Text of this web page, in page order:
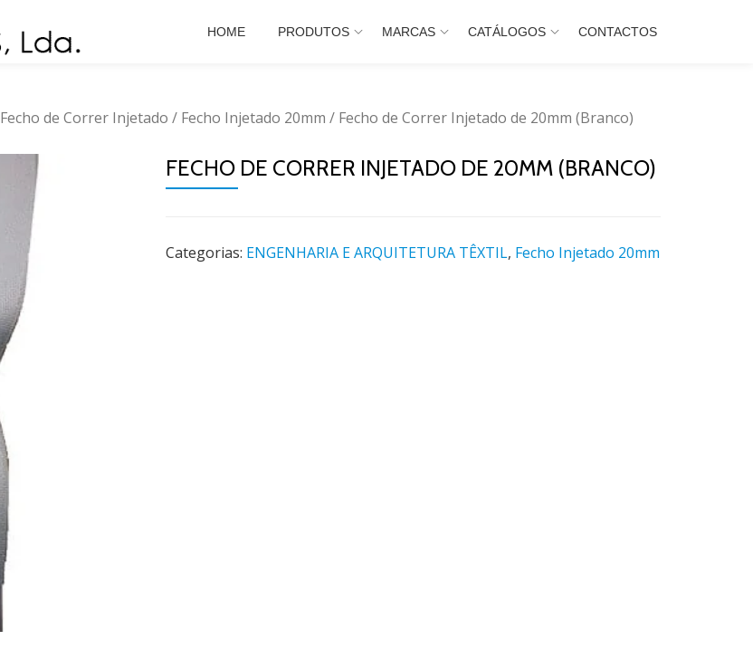
HOME PRODUTOS MARCAS CATÁLOGOS CONTACTOS
Fecho de Correr Injetado / Fecho Injetado 20mm / Fecho de Correr Injetado de 20mm (Branco)
FECHO DE CORRER INJETADO DE 20MM (BRANCO)
Categorias: ENGENHARIA E ARQUITETURA TÊXTIL, Fecho Injetado 20mm